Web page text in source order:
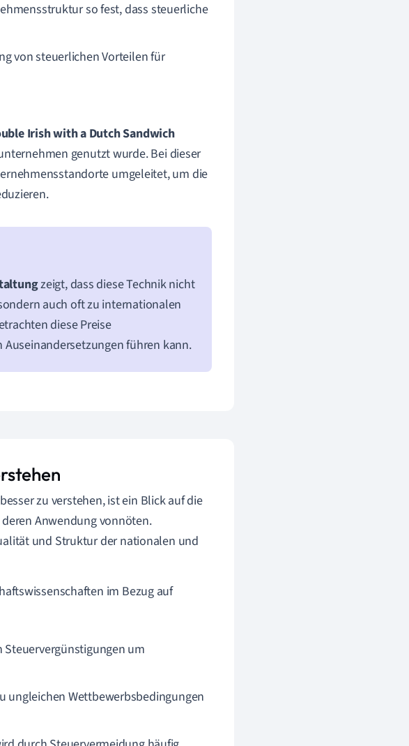
so fest, dass steuerliche
von steuerlichen Vorteilen für
Irish with a Dutch Sandwich
genutzt wurde. Bei dieser
umgeleitet, um die
zeigt, dass diese Technik nicht
auch oft zu internationalen
diese Preise
führen kann.
besser zu verstehen, ist ein Blick auf die
Anwendung vonnöten.
und Struktur der nationalen und
im Bezug auf
um
ungleichen Wettbewerbsbedingungen